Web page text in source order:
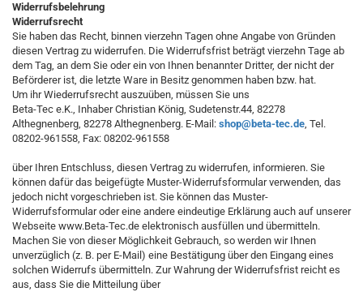
Widerrufsbelehrung
Widerrufsrecht
Sie haben das Recht, binnen vierzehn Tagen ohne Angabe von Gründen
diesen Vertrag zu widerrufen. Die Widerrufsfrist beträgt vierzehn Tage ab
dem Tag, an dem Sie oder ein von Ihnen benannter Dritter, der nicht der
Beförderer ist, die letzte Ware in Besitz genommen haben bzw. hat.
Um ihr Wiederrufsrecht auszuüben, müssen Sie uns
Beta-Tec e.K., Inhaber Christian König, Sudetenstr.44, 82278
Althegnenberg, 82278 Althegnenberg. E-Mail: shop@beta-tec.de, Tel.
08202-961558, Fax: 08202-961558
über Ihren Entschluss, diesen Vertrag zu widerrufen, informieren. Sie
können dafür das beigefügte Muster-Widerrufsformular verwenden, das
jedoch nicht vorgeschrieben ist. Sie können das Muster-
Widerrufsformular oder eine andere eindeutige Erklärung auch auf unserer
Webseite www.Beta-Tec.de elektronisch ausfüllen und übermitteln.
Machen Sie von dieser Möglichkeit Gebrauch, so werden wir Ihnen
unverzüglich (z. B. per E-Mail) eine Bestätigung über den Eingang eines
solchen Widerrufs übermitteln. Zur Wahrung der Widerrufsfrist reicht es
aus, dass Sie die Mitteilung über